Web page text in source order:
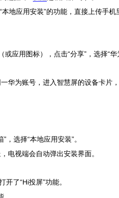
本地应用安装”的功能，直接上传手机
或应用图标），点击“分享”，选择“
华为账号，进入智慧屏的设备卡片
，选择“本地应用安装”。
电视端会自动弹出安装界面。
了“Hi投屏”功能。